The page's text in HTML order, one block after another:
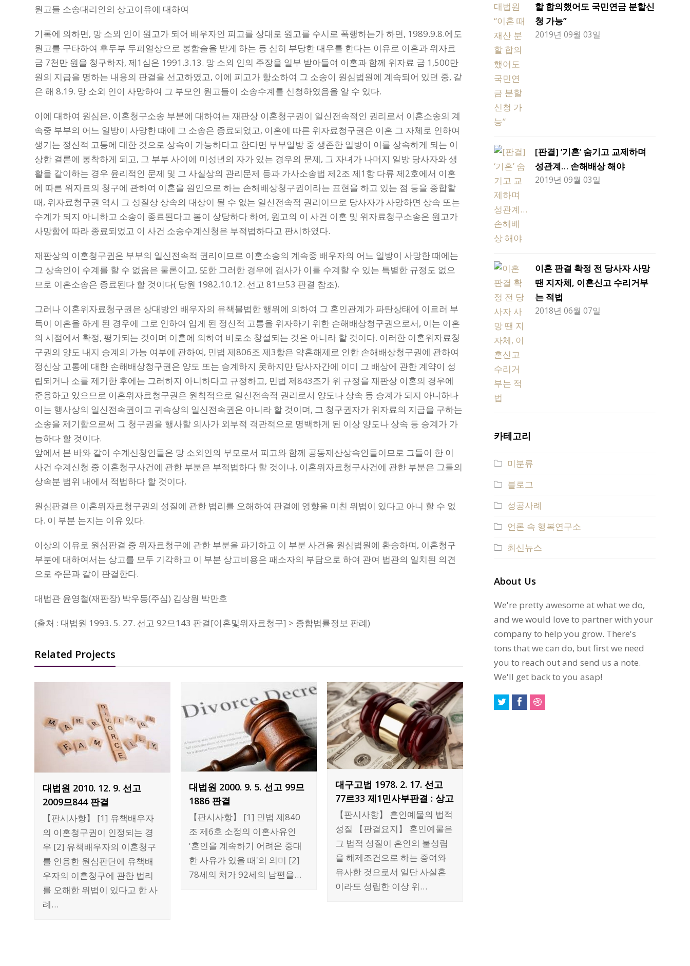
원고들 소송대리인의 상고이유에 대하여
기록에 의하면, 망 소외 인이 원고가 되어 배우자인 피고를 상대로 원고를 수시로 폭행하는가 하면, 1989.9.8.에도
원고를 구타하여 후두부 두피열상으로 봉합술을 받게 하는 등 심히 부당한 대우를 한다는 이유로 이혼과 위자료
금 7천만 원을 청구하자, 제1심은 1991.3.13. 망 소외 인의 주장을 일부 받아들여 이혼과 함께 위자료 금 1,500만
원의 지급을 명하는 내용의 판결을 선고하였고, 이에 피고가 항소하여 그 소송이 원심법원에 계속되어 있던 중, 같
은 해 8.19. 망 소외 인이 사망하여 그 부모인 원고들이 소송수계를 신청하였음을 알 수 있다.
이에 대하여 원심은, 이혼청구소송 부분에 대하여는 재판상 이혼청구권이 일신전속적인 권리로서 이혼소송의 계
속중 부부의 어느 일방이 사망한 때에 그 소송은 종료되었고, 이혼에 따른 위자료청구권은 이혼 그 자체로 인하여
생기는 정신적 고통에 대한 것으로 상속이 가능하다고 한다면 부부일방 중 생존한 일방이 이를 상속하게 되는 이
상한 결론에 봉착하게 되고, 그 부부 사이에 미성년의 자가 있는 경우의 문제, 그 자녀가 나머지 일방 당사자와 생
활을 같이하는 경우 윤리적인 문제 및 그 사실상의 관리문제 등과 가사소송법 제2조 제1항 다류 제2호에서 이혼
에 따른 위자료의 청구에 관하여 이혼을 원인으로 하는 손해배상청구권이라는 표현을 하고 있는 점 등을 종합할
때, 위자료청구권 역시 그 성질상 상속의 대상이 될 수 없는 일신전속적 권리이므로 당사자가 사망하면 상속 또는
수계가 되지 아니하고 소송이 종료된다고 봄이 상당하다 하여, 원고의 이 사건 이혼 및 위자료청구소송은 원고가
사망함에 따라 종료되었고 이 사건 소송수계신청은 부적법하다고 판시하였다.
재판상의 이혼청구권은 부부의 일신전속적 권리이므로 이혼소송의 계속중 배우자의 어느 일방이 사망한 때에는
그 상속인이 수계를 할 수 없음은 물론이고, 또한 그러한 경우에 검사가 이를 수계할 수 있는 특별한 규정도 없으
므로 이혼소송은 종료된다 할 것이다( 당원 1982.10.12. 선고 81므53 판결 참조).
그러나 이혼위자료청구권은 상대방인 배우자의 유책불법한 행위에 의하여 그 혼인관계가 파탄상태에 이르러 부
득이 이혼을 하게 된 경우에 그로 인하여 입게 된 정신적 고통을 위자하기 위한 손해배상청구권으로서, 이는 이혼
의 시점에서 확정, 평가되는 것이며 이혼에 의하여 비로소 창설되는 것은 아니라 할 것이다. 이러한 이혼위자료청
구권의 양도 내지 승계의 가능 여부에 관하여, 민법 제806조 제3항은 약혼해제로 인한 손해배상청구권에 관하여
정신상 고통에 대한 손해배상청구권은 양도 또는 승계하지 못하지만 당사자간에 이미 그 배상에 관한 계약이 성
립되거나 소를 제기한 후에는 그러하지 아니하다고 규정하고, 민법 제843조가 위 규정을 재판상 이혼의 경우에
준용하고 있으므로 이혼위자료청구권은 원칙적으로 일신전속적 권리로서 양도나 상속 등 승계가 되지 아니하나
이는 행사상의 일신전속권이고 귀속상의 일신전속권은 아니라 할 것이며, 그 청구권자가 위자료의 지급을 구하는
소송을 제기함으로써 그 청구권을 행사할 의사가 외부적 객관적으로 명백하게 된 이상 양도나 상속 등 승계가 가
능하다 할 것이다.
앞에서 본 바와 같이 수계신청인들은 망 소외인의 부모로서 피고와 함께 공동재산상속인들이므로 그들이 한 이
사건 수계신청 중 이혼청구사건에 관한 부분은 부적법하다 할 것이나, 이혼위자료청구사건에 관한 부분은 그들의
상속분 범위 내에서 적법하다 할 것이다.
원심판결은 이혼위자료청구권의 성질에 관한 법리를 오해하여 판결에 영향을 미친 위법이 있다고 아니 할 수 없
다. 이 부분 논지는 이유 있다.
이상의 이유로 원심판결 중 위자료청구에 관한 부분을 파기하고 이 부분 사건을 원심법원에 환송하며, 이혼청구
부분에 대하여서는 상고를 모두 기각하고 이 부분 상고비용은 패소자의 부담으로 하여 관여 법관의 일치된 의견
으로 주문과 같이 판결한다.
대법관 윤영철(재판장) 박우동(주심) 김상원 박만호
(출처 : 대법원 1993. 5. 27. 선고 92므143 판결[이혼및위자료청구] > 종합법률정보 판례)
Related Projects
대법원 2010. 12. 9. 선고
2009므844 판결
【판시사항】 [1] 유책배우자
의 이혼청구권이 인정되는 경
우 [2] 유책배우자의 이혼청구
를 인용한 원심판단에 유책배
우자의 이혼청구에 관한 법리
를 오해한 위법이 있다고 한 사
례…
대법원 2000. 9. 5. 선고 99므
1886 판결
【판시사항】 [1] 민법 제840
조 제6호 소정의 이혼사유인
'혼인을 계속하기 어려운 중대
한 사유가 있을 때'의 의미 [2]
78세의 처가 92세의 남편을…
대구고법 1978. 2. 17. 선고
77르33 제1민사부판결 : 상고
【판시사항】 혼인예물의 법적
성질 【판결요지】 혼인예물은
그 법적 성질이 혼인의 불성립
을 해제조건으로 하는 증여와
유사한 것으로서 일단 사실혼
이라도 성립한 이상 위…
할 합의했어도 국민연금 분할신
청 가능”
2019년 09월 03일
[판결] ‘기혼’ 숨기고 교제하며
성관계… 손해배상 해야
2019년 09월 03일
이혼 판결 확정 전 당사자 사망
땐 지자체, 이혼신고 수리거부
는 적법
2018년 06월 07일
카테고리
미분류
블로그
성공사례
언론 속 행복연구소
최신뉴스
About Us
We're pretty awesome at what we do,
and we would love to partner with your
company to help you grow. There's
tons that we can do, but first we need
you to reach out and send us a note.
We'll get back to you asap!